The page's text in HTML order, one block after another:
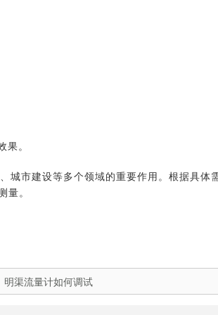
。
城市建设等多个领域的重要作用。根据具体
。
明渠流量计如何调试